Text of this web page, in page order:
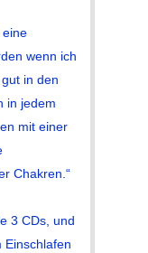
eine
wenn ich
in den
in jedem
mit einer
Chakren.“
3 CDs, und
Einschlafen